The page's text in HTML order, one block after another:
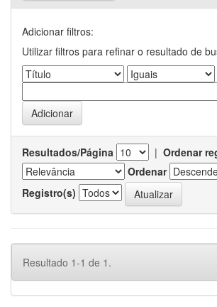
Adicionar filtros:
Utilizar filtros para refinar o resultado de
Resultados/Página | Ordenar
Ordenar
Registro(s)
Resultado 1-1 de 1.